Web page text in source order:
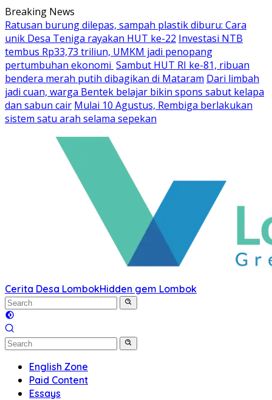
Skip
to
content
Breaking News
Ratusan burung dilepas, sampah plastik diburu: Cara
unik Desa Teniga rayakan HUT ke-22 Investasi NTB
tembus Rp33,73 triliun, UMKM jadi penopang
pertumbuhan ekonomi Sambut HUT RI ke-81, ribuan
bendera merah putih dibagikan di Mataram Dari limbah
jadi cuan, warga Bentek belajar bikin spons sabut kelapa
dan sabun cair Mulai 10 Agustus, Rembiga berlakukan
sistem satu arah selama sepekan
Cerita Desa LombokHidden gem Lombok
English Zone
Paid Content
Essays